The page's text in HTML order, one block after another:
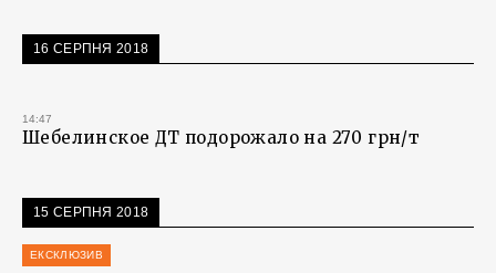
16 СЕРПНЯ 2018
14:47
Шебелинское ДТ подорожало на 270 грн/т
15 СЕРПНЯ 2018
ЕКСКЛЮЗИВ